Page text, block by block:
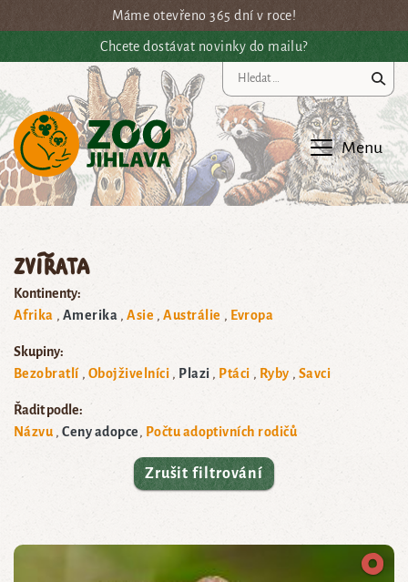
Přejít na hlavní obsahMáme otevřeno 365 dní v roce!
Chcete dostávat novinky do mailu?
Menu
Zvířata
Kontinenty:
Afrika
Amerika Asie Austrálie Evropa
Skupiny:
Bezobratlí
Obojživelníci Plazi Ptáci Ryby Savci
Řadit podle:
Názvu
Ceny adopce Počtu adoptivních rodičů
Zrušit filtrování